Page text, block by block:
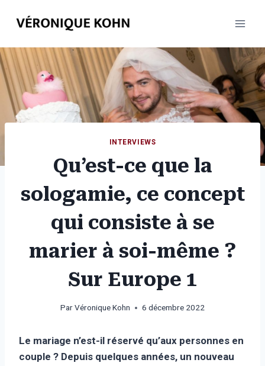
INTERVIEWS
Qu’est-ce que la
sologamie, ce concept
qui consiste à se
marier à soi-même ?
Sur Europe 1
ParVéronique Kohn 6 décembre 2022
Le mariage n’est-il réservé qu’aux personnes en
couple ? Depuis quelques années, un nouveau